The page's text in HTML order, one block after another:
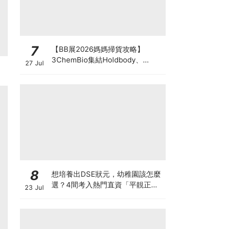
7
27 Jul
【BB展2026媽媽掃貨攻略】
3ChemBio集結Holdbody、
8
23 Jul
想培養出DSE狀元，幼稚園該怎麼
選？4間考入熱門直資「平靚正」